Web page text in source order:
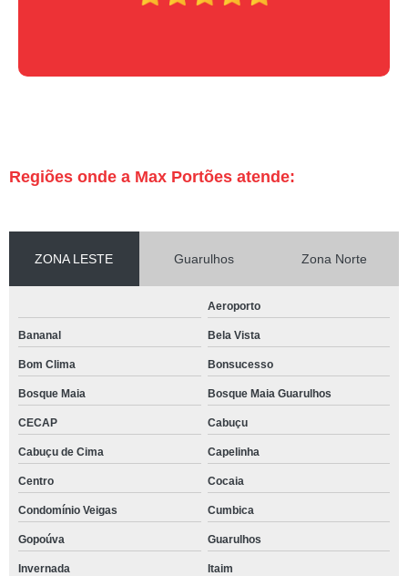
Regiões onde a Max Portões atende:
ZONA LESTE Guarulhos Zona Norte
Aeroporto
Bananal Bela Vista
Bom Clima Bonsucesso
Bosque Maia Bosque Maia Guarulhos
CECAP Cabuçu
Cabuçu de Cima Capelinha
Centro Cocaia
Condomínio Veigas Cumbica
Gopoúva Guarulhos
Invernada Itaim